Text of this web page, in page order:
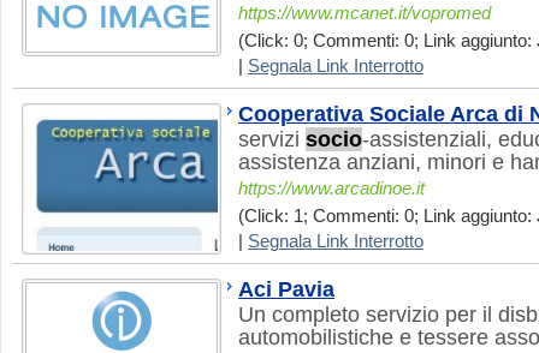
https://www.mcanet.it/vopromed
(Click: 0; Commenti: 0; Link aggiunto:
Segnala Link Interrotto
Cooperativa Sociale Arca di
servizi socio-assistenziali,
assistenza anziani, minori e
https://www.arcadinoe.it
(Click: 1; Commenti: 0; Link aggiunto:
Segnala Link Interrotto
Aci Pavia
Un completo servizio per il
automobilistiche e tessere